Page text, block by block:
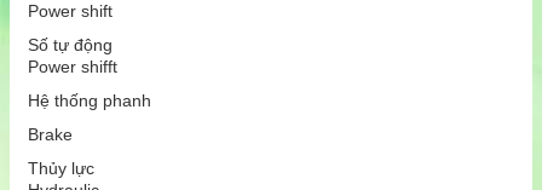
Power shift
Số tự động
Power shifft
Hệ thống phanh
Brake
Thủy lực